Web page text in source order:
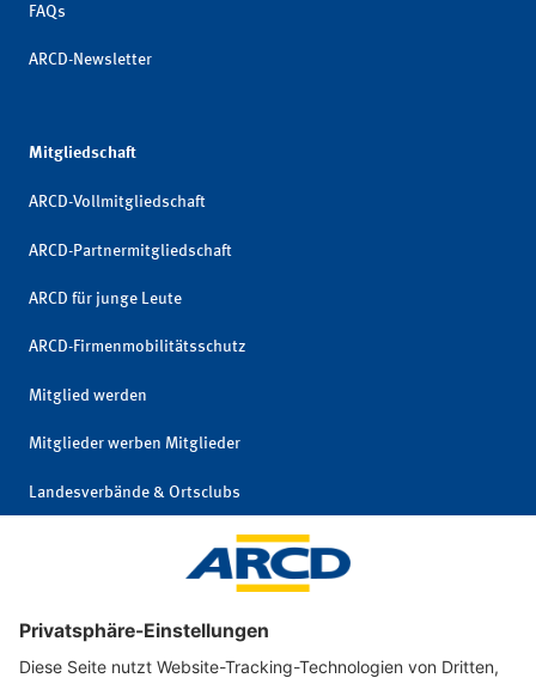
FAQs
ARCD-Newsletter
Mitgliedschaft
ARCD-Vollmitgliedschaft
ARCD-Partnermitgliedschaft
ARCD für junge Leute
ARCD-Firmenmobilitätsschutz
Mitglied werden
Mitglieder werben Mitglieder
Landesverbände & Ortsclubs